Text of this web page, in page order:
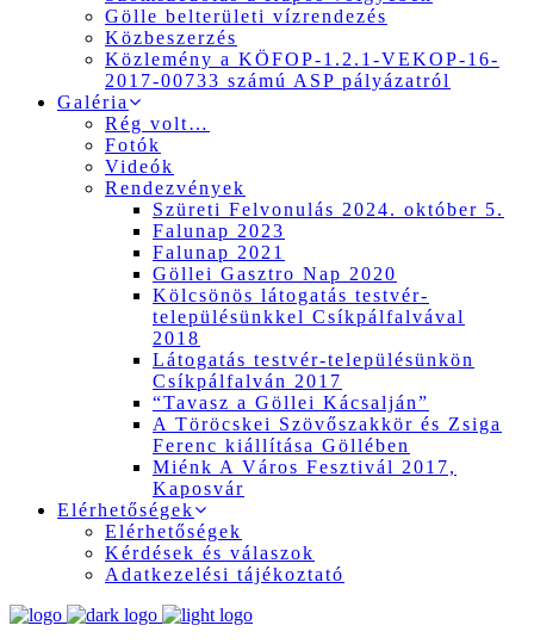
Gölle belterületi vízrendezés
Közbeszerzés
Közlemény a KÖFOP-1.2.1-VEKOP-16-
2017-00733 számú ASP pályázatról
Galéria
Rég volt…
Fotók
Videók
Rendezvények
Szüreti Felvonulás 2024. október 5.
Falunap 2023
Falunap 2021
Göllei Gasztro Nap 2020
Kölcsönös látogatás testvér-
településünkkel Csíkpálfalvával
2018
Látogatás testvér-településünkön
Csíkpálfalván 2017
“Tavasz a Göllei Kácsalján”
A Töröcskei Szövőszakkör és Zsiga
Ferenc kiállítása Göllében
Miénk A Város Fesztivál 2017,
Kaposvár
Elérhetőségek
Elérhetőségek
Kérdések és válaszok
Adatkezelési tájékoztató